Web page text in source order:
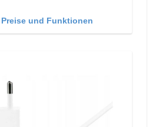
und Funktionen